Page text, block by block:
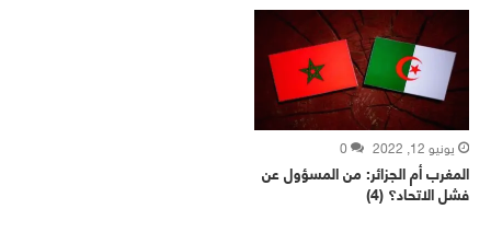
يونيو 12, 2022 0
المغرب أم الجزائر: من المسؤول عن
فشل الاتحاد؟ (4)